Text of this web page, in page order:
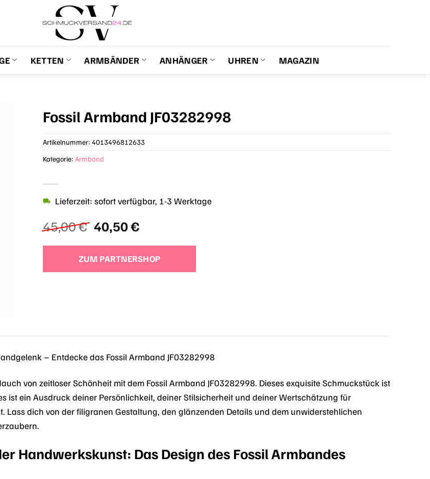
KETTEN ARMBÄNDER ANHÄNGER UHREN MAGAZIN
Fossil Armband JF03282998
45,00€ Ursprünglicher
Preis
war:
45,00 €
40,50€Aktueller
ist:
40,50 €.
Lieferzeit: sofort verfügbar, 1-3 Werktage
ZUM PARTNERSHOP
Artikelnummer:4013496812633
Kategorie:Armband
– Entdecke das Fossil Armband JF03282998
von zeitloser Schönheit mit dem Fossil Armband JF03282998. Dieses exquisite Schmuckstück ist
ist ein Ausdruck deiner Persönlichkeit, deiner Stilsicherheit und deiner Wertschätzung für
Lass dich von der filigranen Gestaltung, den glänzenden Details und dem unwiderstehlichen
Handwerkskunst: Das Design des Fossil Armbandes